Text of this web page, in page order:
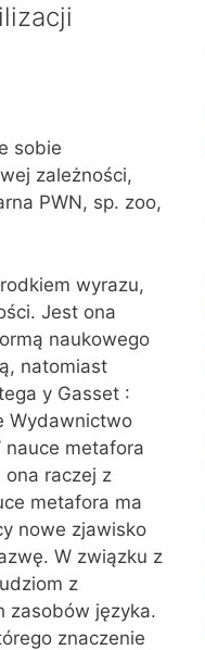
sobie
zależności,
PWN, sp. zoo,
wyrazu,
Jest ona
naukowego
natomiast
y Gasset :
Wydawnictwo
nauce metafora
ona raczej z
metafora ma
nowe zjawisko
W związku z
z
zasobów języka.
znaczenie